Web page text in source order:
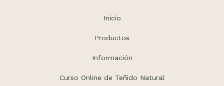
Inicio
Productos
Información
Curso Online de Teñido Natural